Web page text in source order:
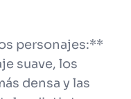
personajes:**
suave, los
densa y las